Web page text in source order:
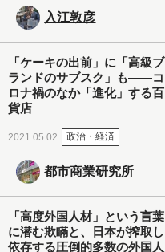
入江敦彦
「ケーキの出前」に「高級ブ
ランドのサブスク」も――コ
ロナ禍のなか「進化」する百
貨店
2021.05.02 政治・経済
都市商業研究所
「高度外国人材」という言葉
に潜む欺瞞と、日本が搾取し
依存する圧倒的多数の外国人